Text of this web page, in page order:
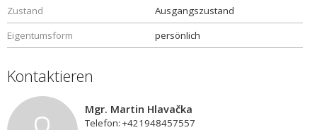
Zustand
Ausgangszustand
Eigentumsform
persönlich
Kontaktieren
Mgr. Martin Hlavačka
Telefon: +421948457557